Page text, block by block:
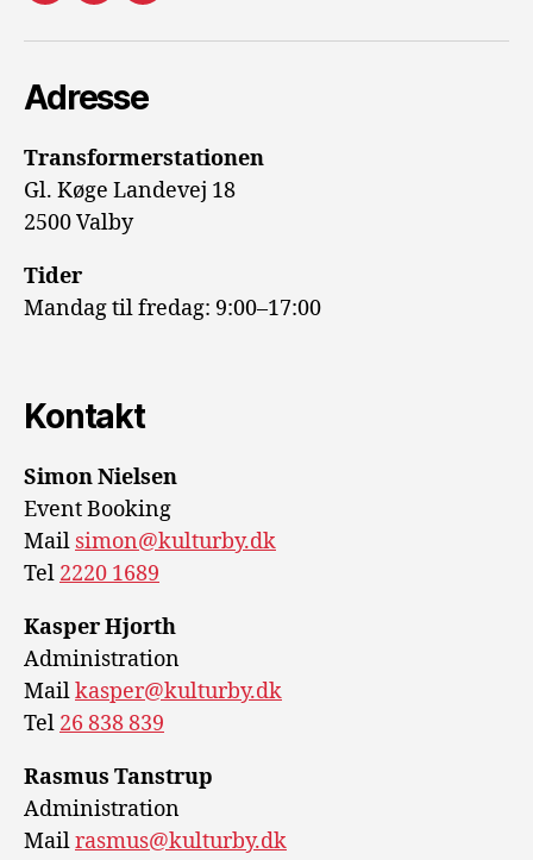
Adresse
Transformerstationen
Gl. Køge Landevej 18
2500 Valby
Tider
Mandag til fredag: 9:00–17:00
Kontakt
Simon Nielsen
Event Booking
Mail simon@kulturby.dk
Tel 2220 1689
Kasper Hjorth
Administration
Mailkasper@kulturby.dk
Tel 26 838 839
Rasmus Tanstrup
Administration
Mailrasmus@kulturby.dk